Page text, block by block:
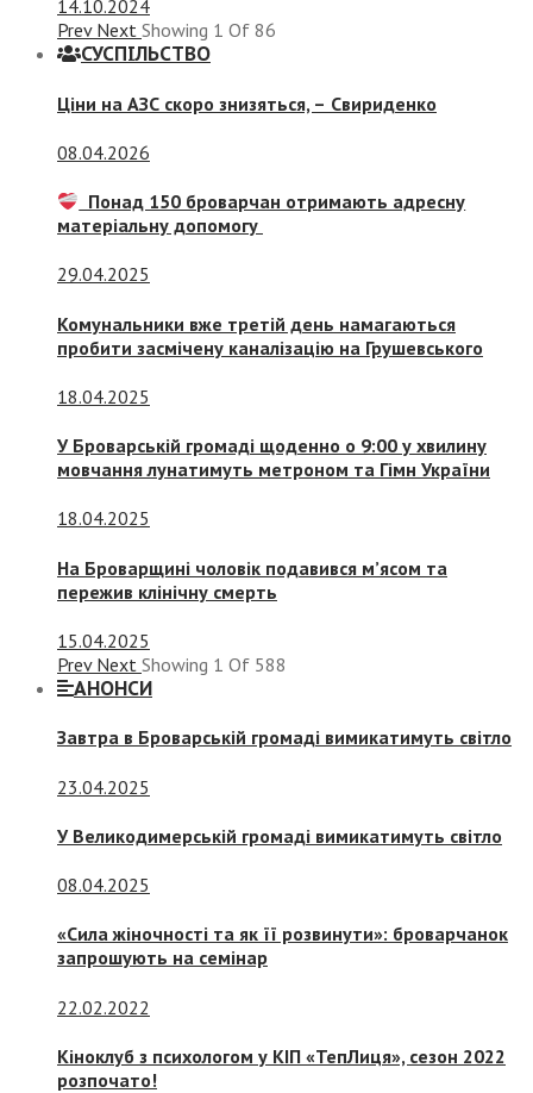
14.10.2024
Prev Next Showing 1 Of 86
СУСПIЛЬСТВО
Ціни на АЗС скоро знизяться, – Свириденко
08.04.2026
Понад 150 броварчан отримають адресну
матеріальну допомогу
29.04.2025
Комунальники вже третій день намагаються
пробити засмічену каналізацію на Грушевського
18.04.2025
У Броварській громаді щоденно о 9:00 у хвилину
мовчання лунатимуть метроном та Гімн України
18.04.2025
На Броварщині чоловік подавився м’ясом та
пережив клінічну смерть
15.04.2025
Prev Next Showing 1 Of 588
АНОНСИ
Завтра в Броварській громаді вимикатимуть світло
23.04.2025
У Великодимерській громаді вимикатимуть світло
08.04.2025
«Сила жіночності та як її розвинути»: броварчанок
запрошують на семінар
22.02.2022
Кіноклуб з психологом у КІП «ТепЛиця», сезон 2022
розпочато!